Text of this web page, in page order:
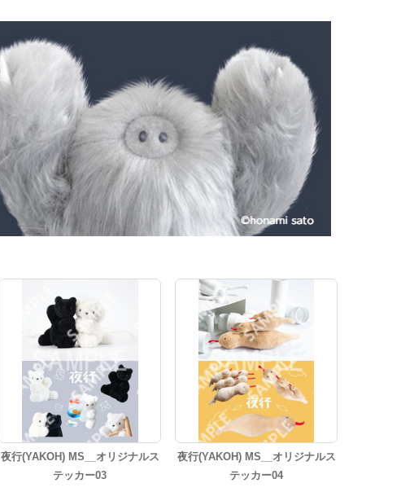
夜行(YAKOH) MS__オリジナルス
テッカー03
夜行(YAKOH) MS__オリジナルス
テッカー04